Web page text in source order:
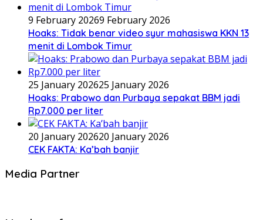
9 February 20269 February 2026
Hoaks: Tidak benar video syur mahasiswa KKN 13
menit di Lombok Timur
25 January 202625 January 2026
Hoaks: Prabowo dan Purbaya sepakat BBM jadi
Rp7.000 per liter
20 January 202620 January 2026
CEK FAKTA: Ka’bah banjir
Media Partner